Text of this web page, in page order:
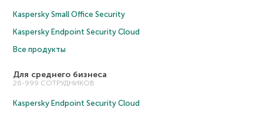
Kaspersky Small Office Security
Kaspersky Endpoint Security Cloud
Все продукты
Для среднего бизнеса
26-999 СОТРУДНИКОВ
Kaspersky Endpoint Security Cloud